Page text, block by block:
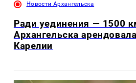
Новости Архангельска
Ради уединения — 1500
Архангельска
Карелии